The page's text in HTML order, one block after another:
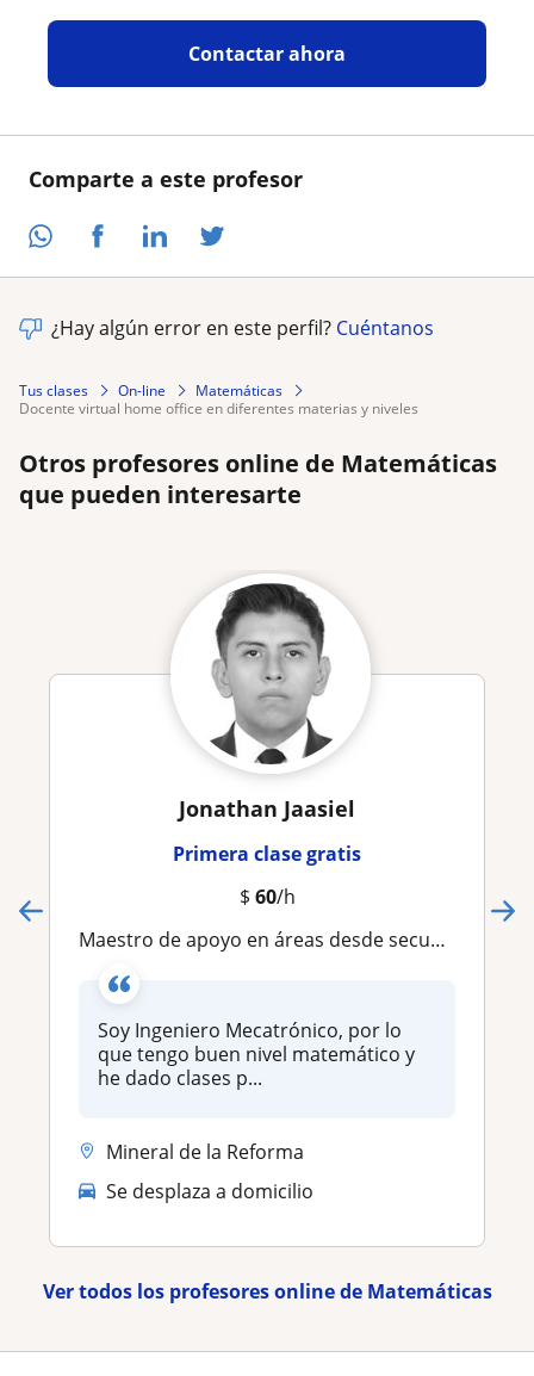
Comparte a este profesor
Contactar ahora
¿Hay algún error en este perfil? Cuéntanos
Tus clases On-line
Matemáticas
docente virtual home office en diferentes materias y niveles
Otros profesores online de Matemáticas
que pueden interesarte
Jonathan Jaasiel
Primera clase gratis
$ 60/h
Maestro de apoyo en áreas desde secundaria hasta materias como lo son calculo diferencial
Soy Ingeniero Mecatrónico, por lo
que tengo buen nivel matemático y
he dado clases p...
Mineral de la Reforma
Se desplaza a domicilio
Ver todos los profesores online de Matemáticas